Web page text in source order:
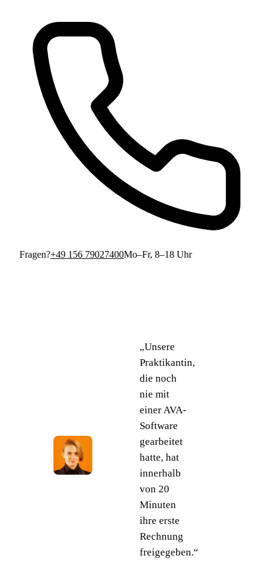
Fragen?+49 156 79027400Mo–Fr, 8–18 Uhr
„Unsere
Praktikantin,
die noch
nie mit
einer AVA-
Software
gearbeitet
hatte, hat
innerhalb
von 20
Minuten
ihre erste
Rechnung
freigegeben.“